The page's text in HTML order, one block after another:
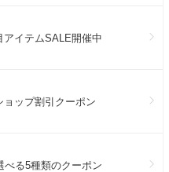
アイテムSALE開催中
ップ割引クーポン
べる5種類のクーポン